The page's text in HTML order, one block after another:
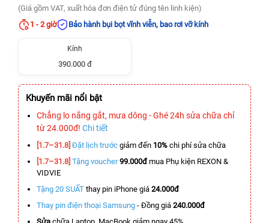
(Giá gồm VAT, xuất hóa đơn điện tử đúng tên linh kiện)
1 - 2 giờ
Bảo hành bụi bọt vĩnh viễn, bao rơi vỡ kính
Kính
390.000 đ
Khuyến mãi nổi bật
Chẳng lo nắng gắt, mưa dông - Ghé 24h sửa chữa chỉ
từ 24.000đ! Chi tiết
[1.7–31.8] Đặt lịch trước giảm đến 10% chi phí sửa chữa
[1.7–31.8] Tặng voucher 99.000đmua Phụ kiện REXON &
VIDVIE
Tặng 20 SUẤT thay pin iPhone giá 24.000đ
Thay pin điện thoại Samsung - Đồng giá 240.000đ